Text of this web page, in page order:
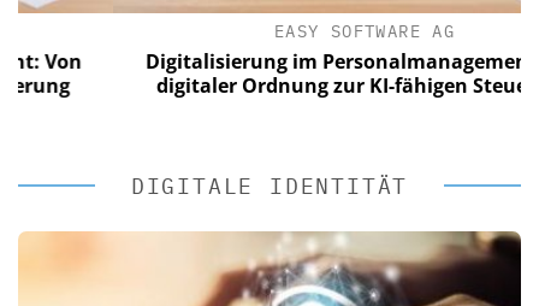
EASY SOFTWARE AG
Digitalisierung im Personalmanagement: Von
digitaler Ordnung zur KI-fähigen Steuerung
DIGITALE IDENTITÄT